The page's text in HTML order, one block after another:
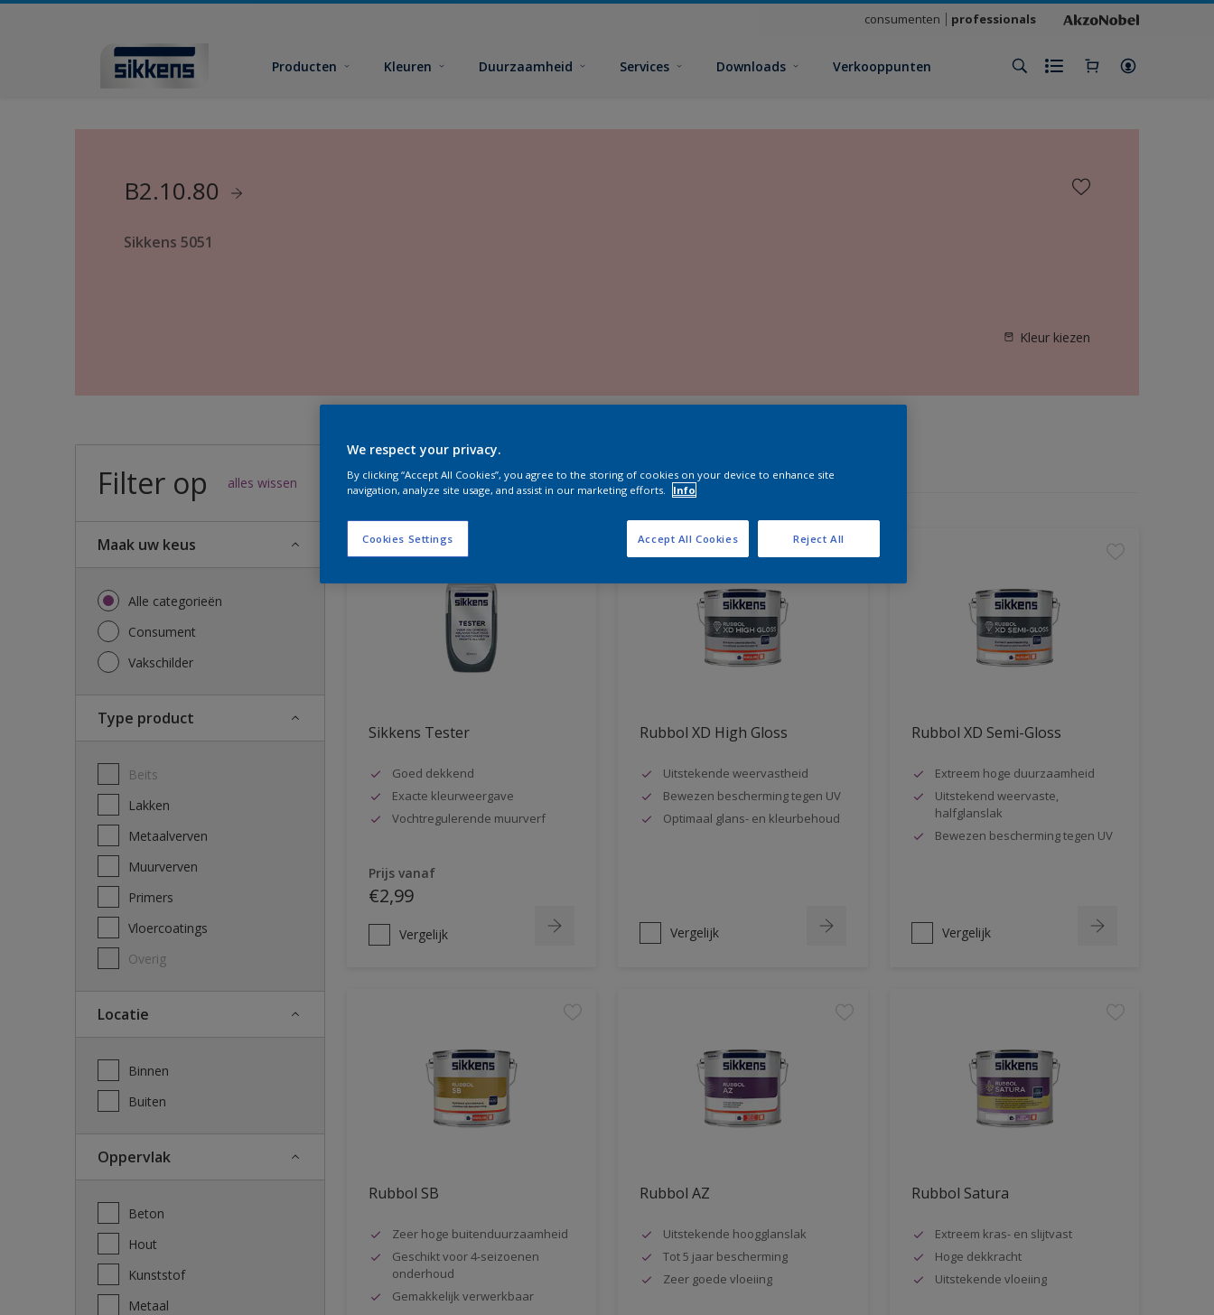
consumenten professionals
Producten Kleuren Duurzaamheid Services Downloads Verkooppunten
B2.10.80
Sikkens 5051
Kleur kiezen
Filter op alles wissen
Maak uw keus
Alle categorieën
Consument
Vakschilder
Type product
Beits
Lakken
Metaalverven
Muurverven
Primers
Vloercoatings
Overig
Locatie
Binnen
Buiten
Oppervlak
Beton
Hout
Kunststof
Metaal
57resultaten voor jou
Sikkens Tester
Goed dekkend
Exacte kleurweergave
Vochtregulerende muurverf
Prijs vanaf
€2,99
Vergelijk
Rubbol XD High Gloss
Uitstekende weervastheid
Bewezen bescherming tegen UV
Optimaal glans- en kleurbehoud
Vergelijk
Rubbol XD Semi-Gloss
Extreem hoge duurzaamheid
Uitstekend weervaste,
halfglanslak
Bewezen bescherming tegen UV
Vergelijk
Rubbol SB
Zeer hoge buitenduurzaamheid
Geschikt voor 4-seizoenen
onderhoud
Gemakkelijk verwerkbaar
Rubbol AZ
Uitstekende hoogglanslak
Tot 5 jaar bescherming
Zeer goede vloeiing
Rubbol Satura
Extreem kras- en slijtvast
Hoge dekkracht
Uitstekende vloeiing
We respect your privacy.
By clicking “Accept All Cookies”, you agree to the storing of cookies on your device to enhance site
navigation, analyze site usage, and assist in our marketing efforts.
Info
Cookies Settings Reject All
Accept All Cookies